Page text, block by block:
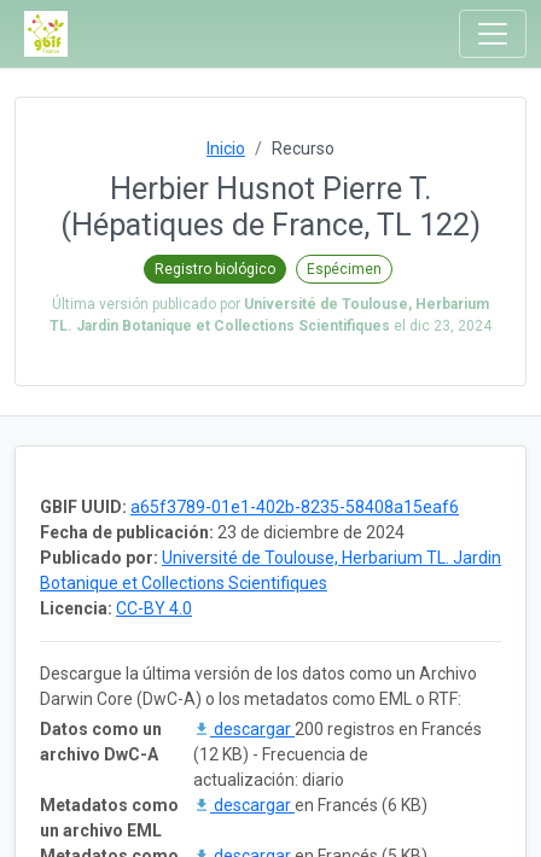
Inicio Recurso
Herbier Husnot Pierre T.
(Hépatiques de France, TL 122)
Registro biológico Espécimen
Última versión publicado por Université de Toulouse, Herbarium
TL. Jardin Botanique et Collections Scientifiques el dic 23, 2024
GBIF UUID: a65f3789-01e1-402b-8235-58408a15eaf6
Fecha de publicación: 23 de diciembre de 2024
Publicado por: Université de Toulouse, Herbarium TL. Jardin
Botanique et Collections Scientifiques
Licencia: CC-BY 4.0
Descargue la última versión de los datos como un Archivo
Darwin Core (DwC-A) o los metadatos como EML o RTF:
Datos como un
archivo DwC-A
descargar 200 registros en Francés
(12 KB) - Frecuencia de
actualización: diario
Metadatos como
un archivo EML
descargaren Francés (6 KB)